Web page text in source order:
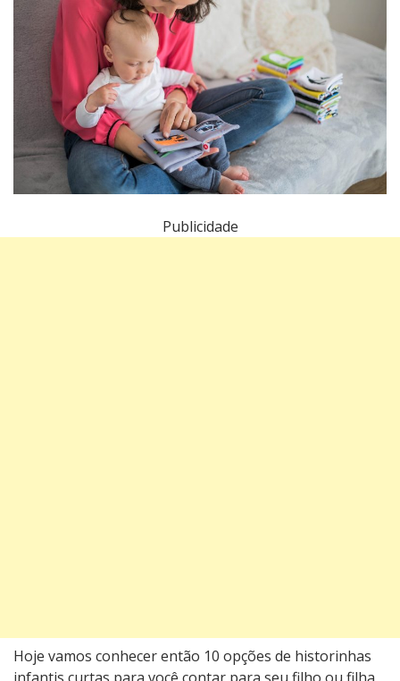
Publicidade
Hojе vamos conhеcеr então 10 opções de historinhas